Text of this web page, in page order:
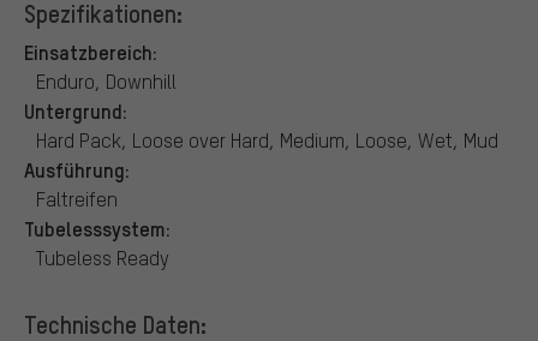
Spezifikationen:
Einsatzbereich:
Enduro, Downhill
Untergrund:
Hard Pack, Loose over Hard, Medium, Loose, Wet, Mud
Ausführung:
Faltreifen
Tubelesssystem:
Tubeless Ready
Technische Daten: